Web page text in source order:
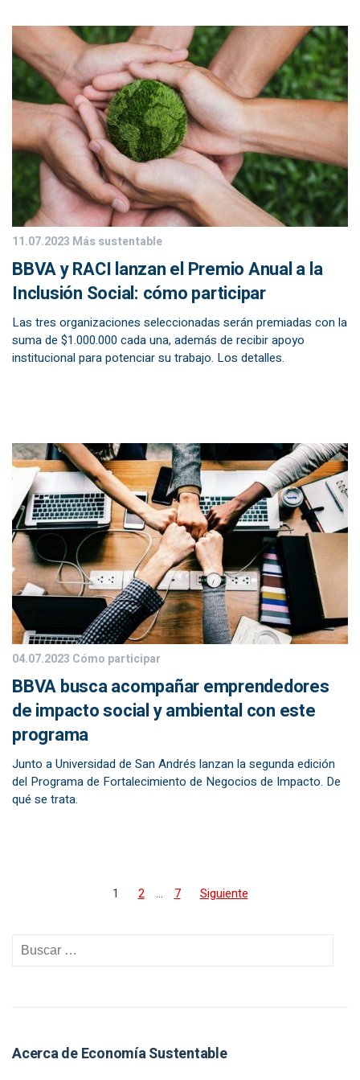
11.07.2023 Más sustentable
BBVA y RACI lanzan el Premio Anual a la
Inclusión Social: cómo participar
Las tres organizaciones seleccionadas serán premiadas con la
suma de $1.000.000 cada una, además de recibir apoyo
institucional para potenciar su trabajo. Los detalles.
04.07.2023 Cómo participar
BBVA busca acompañar emprendedores
de impacto social y ambiental con este
programa
Junto a Universidad de San Andrés lanzan la segunda edición
del Programa de Fortalecimiento de Negocios de Impacto. De
qué se trata.
1 2 … 7 Siguiente
Acerca de Economía Sustentable